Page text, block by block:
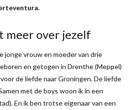
meer over jezelf
jonge vrouw en moeder van drie
en getogen in Drenthe (Meppel)
de liefde naar Groningen. De liefde
met de boys woon ik in een
En ik ben trotse eigenaar van een